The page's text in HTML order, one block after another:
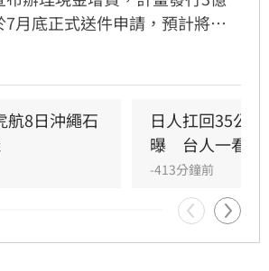
月底正式送件申請，預計將於8
次增資目的為償還銀行借款並充
由原股東按比例認購，員工保留
外公開承銷。投資人應注意，詳
及相關細節將由董事會後續公
有波動風險，請務必審慎評估財
公開說明書以保障自身權益。
航8日沖繩石
日人扛回35公
曝　台人一看：
-413分鐘前